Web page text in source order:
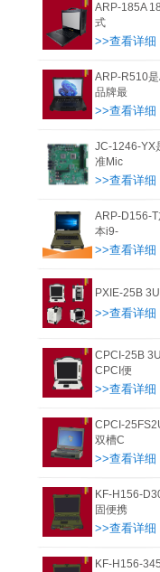
ARP-185A
式
>>查看详细
ARP-R510
品牌最
>>查看详细
JC-1246-YX
准Mic
>>查看详细
ARP-D156-
本i9-
>>查看详细
PXIE-25B
>>查看详细
CPCI-25B
CPCI便
>>查看详细
CPCI-
双槽C
>>查看详细
KF-H156-
固便携
>>查看详细
KF-H156-